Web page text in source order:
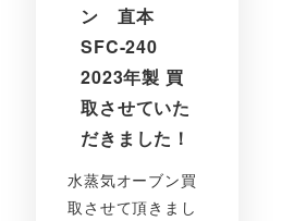
ン 直本
SFC-240
2023年製 買
取させていた
だきました！
水蒸気オーブン買
取させて頂きまし